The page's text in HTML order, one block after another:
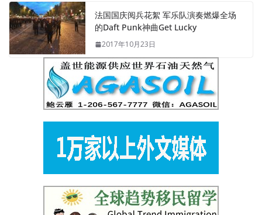
法国国庆阅兵花絮 军乐队演奏燃爆全场
的Daft Punk神曲Get Lucky
2017年10月23日